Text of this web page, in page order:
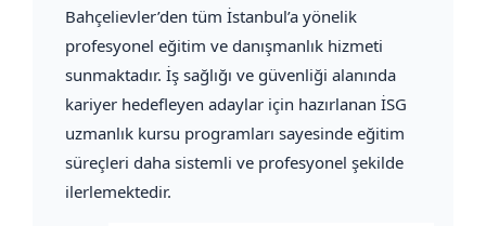
Bahçelievler’den tüm İstanbul’a yönelik
profesyonel eğitim ve danışmanlık hizmeti
sunmaktadır. İş sağlığı ve güvenliği alanında
kariyer hedefleyen adaylar için hazırlanan İSG
uzmanlık kursu programları sayesinde eğitim
süreçleri daha sistemli ve profesyonel şekilde
ilerlemektedir.